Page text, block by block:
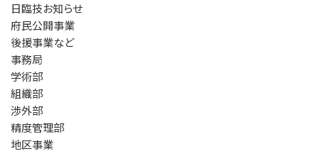
日臨技お知らせ
府民公開事業
後援事業など
事務局
学術部
組織部
渉外部
精度管理部
地区事業